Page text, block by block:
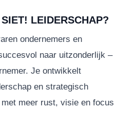
LEIDERSCHAP?
ondernemers en
naar uitzonderlijk –
Je ontwikkelt
en strategisch
meer rust, visie en focus